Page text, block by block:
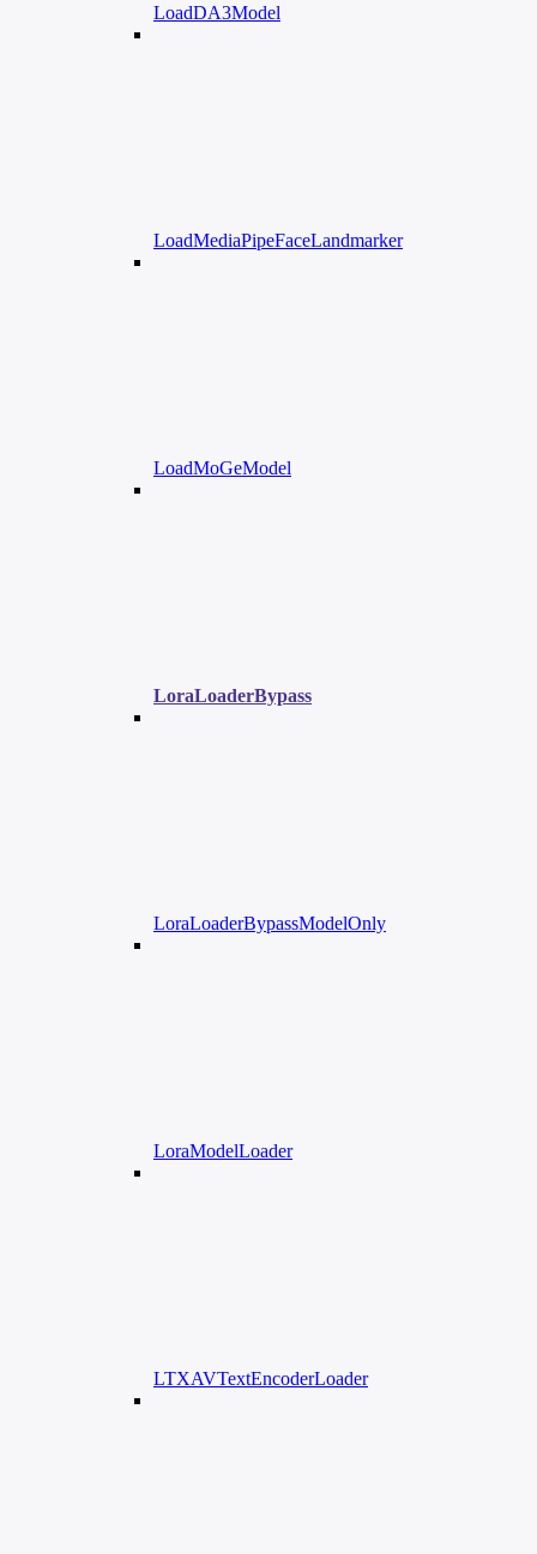
LoadDA3Model
LoadMediaPipeFaceLandmarker
LoadMoGeModel
LoraLoaderBypass
LoraLoaderBypassModelOnly
LoraModelLoader
LTXAVTextEncoderLoader